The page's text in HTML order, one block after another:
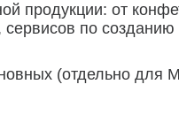
продукции: от
по
(отдельно для